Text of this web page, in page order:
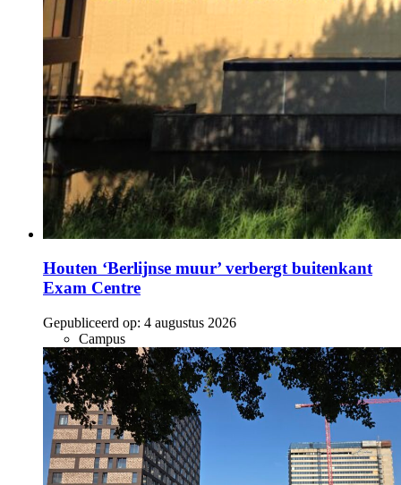
Houten ‘Berlijnse muur’ verbergt buitenkant
Exam Centre
Gepubliceerd op: 4 augustus 2026
Campus